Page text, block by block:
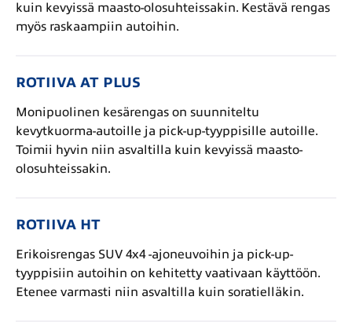
kuin kevyissä maasto-olosuhteissakin. Kestävä rengas
myös raskaampiin autoihin.
ROTIIVA AT PLUS
Monipuolinen kesärengas on suunniteltu
kevytkuorma-autoille ja pick-up-tyyppisille autoille.
Toimii hyvin niin asvaltilla kuin kevyissä maasto-
olosuhteissakin.
ROTIIVA HT
Erikoisrengas SUV 4x4 -ajoneuvoihin ja pick-up-
tyyppisiin autoihin on kehitetty vaativaan käyttöön.
Etenee varmasti niin asvaltilla kuin soratielläkin.